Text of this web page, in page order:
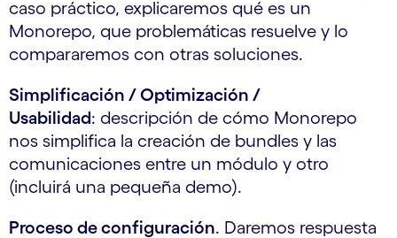
caso práctico, explicaremos qué es un
Monorepo, que problemáticas resuelve y lo
compararemos con otras soluciones.
Simplificación / Optimización /
Usabilidad: descripción de cómo Monorepo
nos simplifica la creación de bundles y las
comunicaciones entre un módulo y otro
(incluirá una pequeña demo).
Proceso de configuración. Daremos respuesta